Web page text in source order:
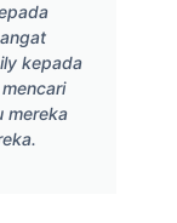
kepada
mereka